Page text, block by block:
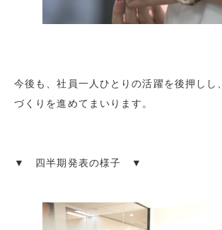
今後も、社員一人ひとりの活躍を後押しし
づくりを進めてまいります。
▼ 四半期発表の様子 ▼